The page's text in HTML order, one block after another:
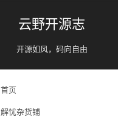
云野开源志
开源如风，码向自由
首页
解忧杂货铺